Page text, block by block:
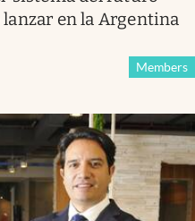
en la Argentina
Members